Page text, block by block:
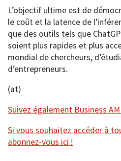
L’objectif ultime est de
le coût et la latence de
que des outils tels que
soient plus rapides et plus
mondial de chercheurs,
d’entrepreneurs.
(at)
Suivez également Business
Si vous souhaitez accéder à
abonnez-vous ici !